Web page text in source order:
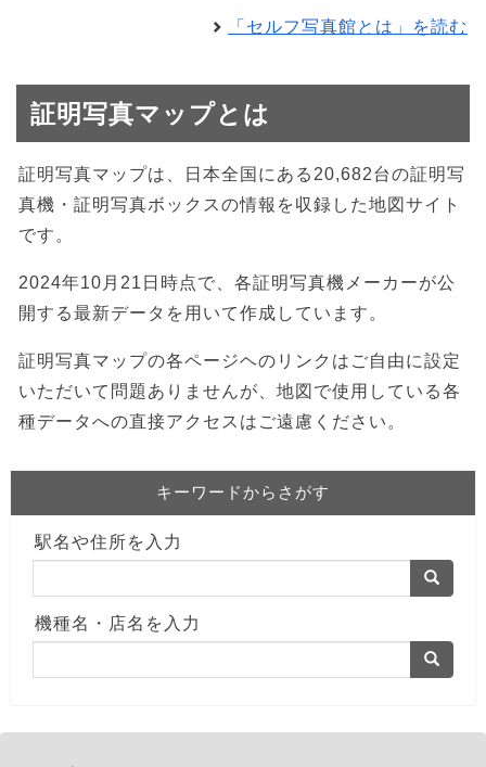
「セルフ写真館とは」を読む
証明写真マップとは
証明写真マップは、日本全国にある20,682台の証明写
真機・証明写真ボックスの情報を収録した地図サイト
です。
2024年10月21日時点で、各証明写真機メーカーが公
開する最新データを用いて作成しています。
証明写真マップの各ページヘのリンクはご自由に設定
いただいて問題ありませんが、地図で使用している各
種データへの直接アクセスはご遠慮ください。
キーワードからさがす
駅名や住所を入力
機種名・店名を入力